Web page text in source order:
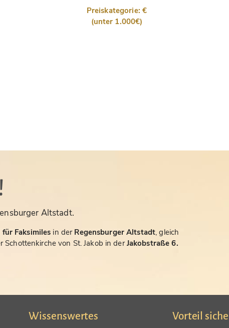
Preiskategorie: €
(unter 1.000€)
Altstadt.
für Faksimiles in der Regensburger Altstadt, gleich
von St. Jakob in derJakobstraße 6.
Wissenswertes Vorteil